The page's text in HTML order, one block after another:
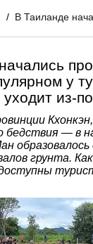
/
у
из-
бедствия — в
образовалось
грунта.